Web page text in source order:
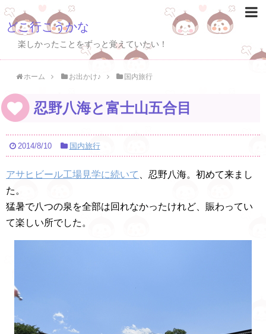
どこ行こうかな
楽しかったことをずっと覚えていたい！
ホーム お出かけ♪ 国内旅行
忍野八海と富士山五合目
2014/8/10 国内旅行
アサヒビール工場見学に続いて
、忍野八海。初めて来まし
た。
猛暑で八つの泉を全部は回れなかったけれど、賑わってい
て楽しい所でした。